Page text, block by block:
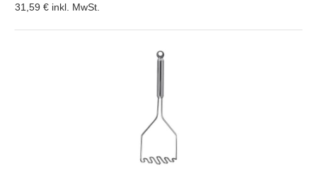
31,59 € inkl. MwSt.